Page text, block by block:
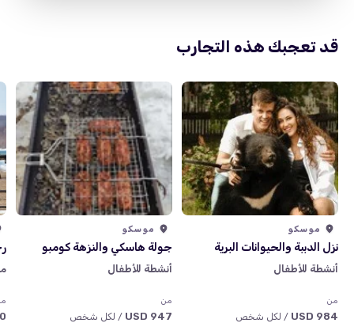
قد تعجبك هذه التجارب
موسكو
نزل الدببة والحيوانات البرية
أنشطة للأطفال
من
984 USD / لكل شخص
موسكو
جولة هاسكي والنزهة كومبو
أنشطة للأطفال
من
947 USD / لكل شخص